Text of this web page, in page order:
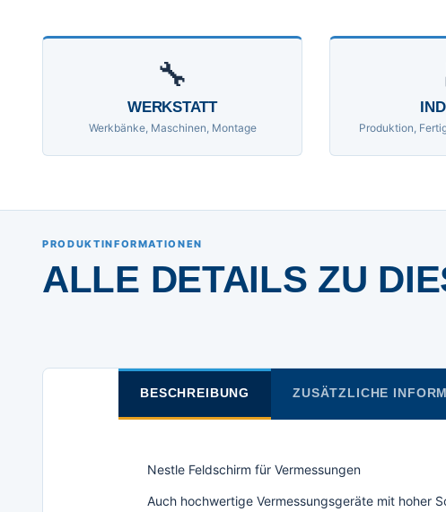
🔧
WERKSTATT
Werkbänke, Maschinen, Montage Produktion,
PRODUKTINFORMATIONEN
ALLE DETAILS ZU
BESCHREIBUNG ZUSÄTZLICHE
Nestle Feldschirm für Vermessungen
Auch hochwertige Vermessungsgeräte mit hoher